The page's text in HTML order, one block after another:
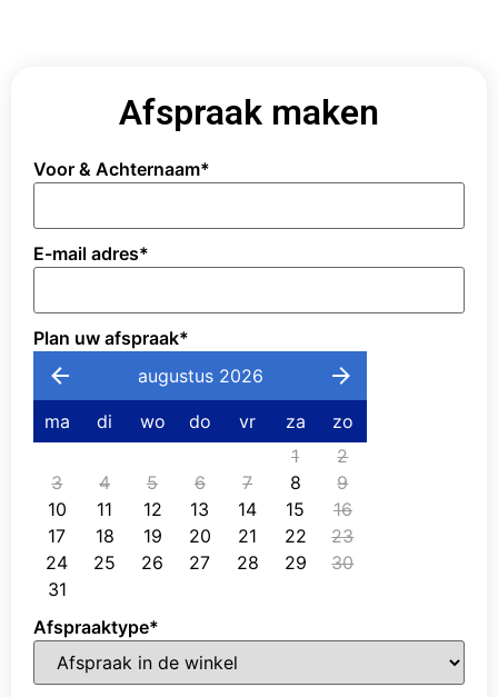
Afspraak maken
Voor & Achternaam*
E-mail adres*
Plan uw afspraak*
augustus 2026
ma di wo do vr za
zo
1
2
3
4 5 6 7 8
9
10
11 12 13 14 15
16
17
18 19 20 21 22
23
24
25 26 27 28 29
30
31
Afspraaktype*